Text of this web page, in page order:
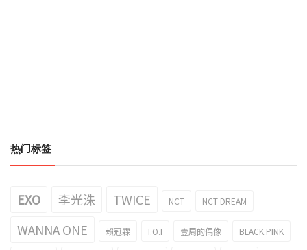
热门标签
EXO 李光洙 TWICE NCT NCT DREAM
WANNA ONE 賴冠霖 I.O.I 壹周的偶像 BLACK PINK